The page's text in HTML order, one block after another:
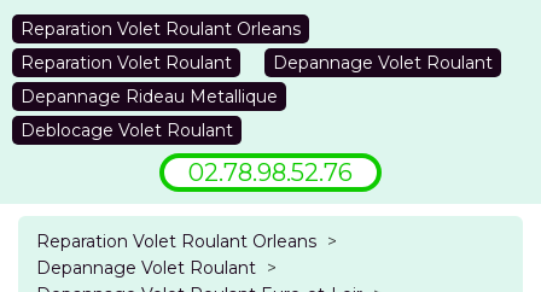
Reparation Volet Roulant Orleans
Reparation Volet Roulant
Depannage Volet Roulant
Depannage Rideau Metallique
Deblocage Volet Roulant
02.78.98.52.76
Reparation Volet Roulant Orleans >
Depannage Volet Roulant >